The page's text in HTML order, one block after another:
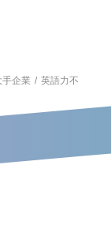
手企業
英語力不